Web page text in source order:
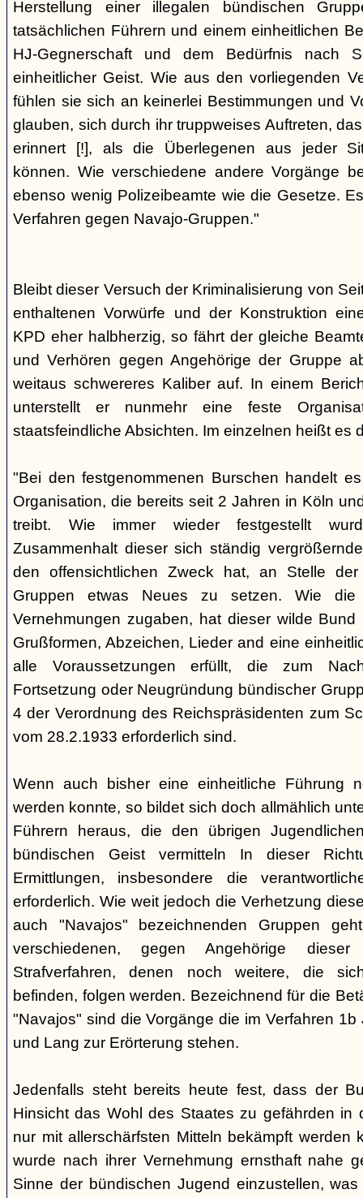
Herstellung einer illegalen bündischen
tatsächlichen Führern und einem einheitlichen
HJ-Gegnerschaft und dem Bedürfnis nach
einheitlicher Geist. Wie aus den vorliegenden
fühlen sie sich an keinerlei Bestimmungen und
glauben, sich durch ihr truppweises Auftreten,
erinnert [!], als die Überlegenen aus jeder
können. Wie verschiedene andere Vorgänge
ebenso wenig Polizeibeamte wie die Gesetze.
Verfahren gegen Navajo-Gruppen."
Bleibt dieser Versuch der Kriminalisierung von
enthaltenen Vorwürfe und der Konstruktion
KPD eher halbherzig, so fährt der gleiche
und Verhören gegen Angehörige der Gruppe
weitaus schwereres Kaliber auf. In einem
unterstellt er nunmehr eine feste
staatsfeindliche Absichten. Im einzelnen heißt es
"Bei den festgenommenen Burschen handelt
Organisation, die bereits seit 2 Jahren in Köln
treibt. Wie immer wieder festgestellt
Zusammenhalt dieser sich ständig
den offensichtlichen Zweck hat, an Stelle der
Gruppen etwas Neues zu setzen. Wie die
Vernehmungen zugaben, hat dieser wilde
Grußformen, Abzeichen, Lieder and eine
alle Voraussetzungen erfüllt, die zum
Fortsetzung oder Neugründung bündischer
4 der Verordnung des Reichspräsidenten zum
vom 28.2.1933 erforderlich sind.
Wenn auch bisher eine einheitliche Führung
werden konnte, so bildet sich doch allmählich
Führern heraus, die den übrigen
bündischen Geist vermitteln In dieser
Ermittlungen, insbesondere die
erforderlich. Wie weit jedoch die Verhetzung
auch "Navajos" bezeichnenden Gruppen
verschiedenen, gegen Angehörige dieser
Strafverfahren, denen noch weitere, die
befinden, folgen werden. Bezeichnend für die
"Navajos" sind die Vorgänge die im Verfahren
und Lang zur Erörterung stehen.
Jedenfalls steht bereits heute fest, dass der
Hinsicht das Wohl des Staates zu gefährden in
nur mit allerschärfsten Mitteln bekämpft werden
wurde nach ihrer Vernehmung ernsthaft nahe
Sinne der bündischen Jugend einzustellen,